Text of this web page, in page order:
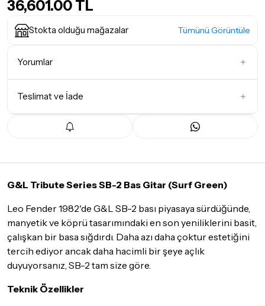
36,601.00 TL
Stokta olduğu mağazalar Tümünü Görüntüle
Yorumlar
Teslimat ve İade
Teslimat Koşulları
tatil günlerinde teslimat yapılamamaktadır.
Seçtiğiniz ürünlerin tamamıdoremusic Sevkiyat Ekibiya da
garantisi ile adresinize teslim edilecektir.
Detaylar içintıklayınız
İade Koşulları
tarihinden itibaren
G&L Tribute Series SB-2 Bas Gitar (Surf Green)
Leo Fender 1982'de G&L SB-2 bası piyasaya sürdüğünde,
manyetik ve köprü tasarımındaki en son yeniliklerini basit,
çalışkan bir basa sığdırdı. Daha azı daha çoktur estetiğini
tercih ediyor ancak daha hacimli bir şeye açlık
duyuyorsanız, SB-2 tam size göre.
Teknik Özellikler